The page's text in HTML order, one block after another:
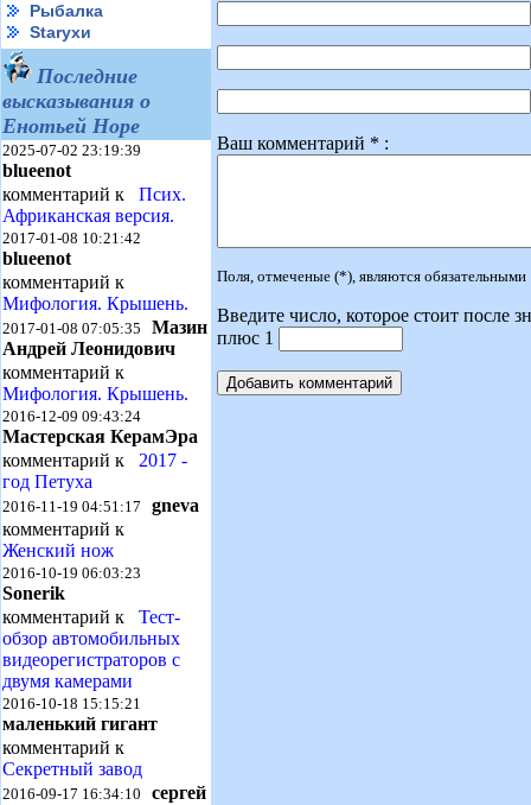
Рыбалка
Starухи
Последние
высказывания о
Енотьей Норе
2025-07-02 23:19:39
blueenot
комментарий к Псих.
Африканская версия.
2017-01-08 10:21:42
blueenot
комментарий к
Мифология. Крышень.
2017-01-08 07:05:35 Мазин
Андрей Леонидович
комментарий к
Мифология. Крышень.
2016-12-09 09:43:24
Мастерская КерамЭра
комментарий к 2017 -
год Петуха
2016-11-19 04:51:17 gneva
комментарий к
Женский нож
2016-10-19 06:03:23
Sonerik
комментарий к Тест-
обзор автомобильных
видеорегистраторов с
двумя камерами
2016-10-18 15:15:21
маленький гигант
комментарий к
Секретный завод
2016-09-17 16:34:10 сергей
Ваш комментарий * :
Поля, отмеченые (*), являются обязательными
Введите число, которое стоит после
плюс 1